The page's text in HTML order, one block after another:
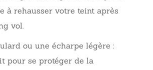
à rehausser votre teint après
vol.
ou une écharpe légère :
pour se protéger de la